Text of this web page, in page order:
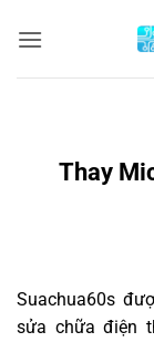
qua
Thay
Suachua60s
sửa chữa điện